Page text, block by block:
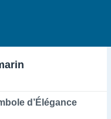
d’Élégance